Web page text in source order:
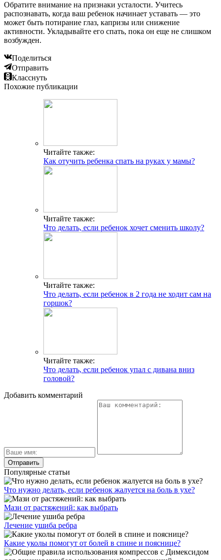
Обратите внимание на признаки усталости. Учитесь
распознавать, когда ваш ребенок начинает уставать — это
может быть потирание глаз, капризы или снижение
активности. Укладывайте его спать, пока он еще не слишком
возбужден.
Поделиться
Отправить
Класснуть
Похожие публикации
Читайте также:
Как отучить ребенка спать на руках у мамы?
Читайте также:
Что делать, если ребенок хочет сменить школу?
Читайте также:
Что делать, если ребенок в 2 года не ходит сам на
горшок?
Читайте также:
Что делать, если ребенок упал с дивана вниз
головой?
Добавить комментарий
Популярные статьи
Что нужно делать, если ребенок жалуется на боль в ухе?
Мази от растяжений: как выбрать
Лечение ушиба ребра
Какие уколы помогут от болей в спине и пояснице?